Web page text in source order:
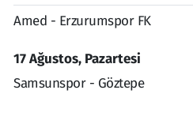
Amed - Erzurumspor FK
17 Ağustos, Pazartesi
Samsunspor - Göztepe